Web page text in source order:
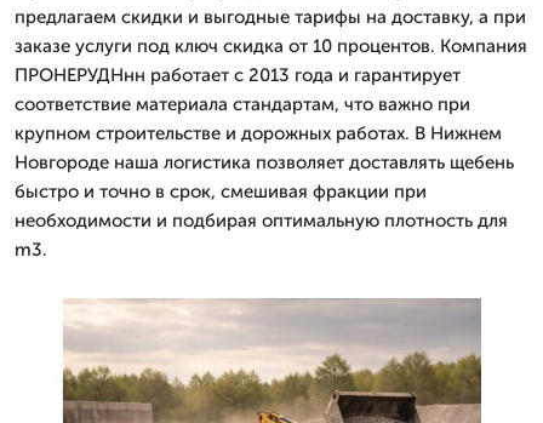
предлагаем скидки и выгодные тарифы на доставку, а при
заказе услуги под ключ скидка от 10 процентов. Компания
ПРОНЕРУДНнн работает с 2013 года и гарантирует
соответствие материала стандартам, что важно при
крупном строительстве и дорожных работах. В Нижнем
Новгороде наша логистика позволяет доставлять щебень
быстро и точно в срок, смешивая фракции при
необходимости и подбирая оптимальную плотность для
m3.